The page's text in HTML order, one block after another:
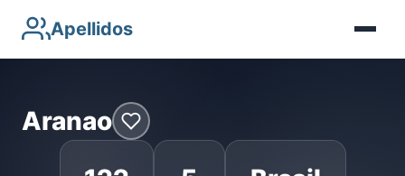
Apellidos
Aranao